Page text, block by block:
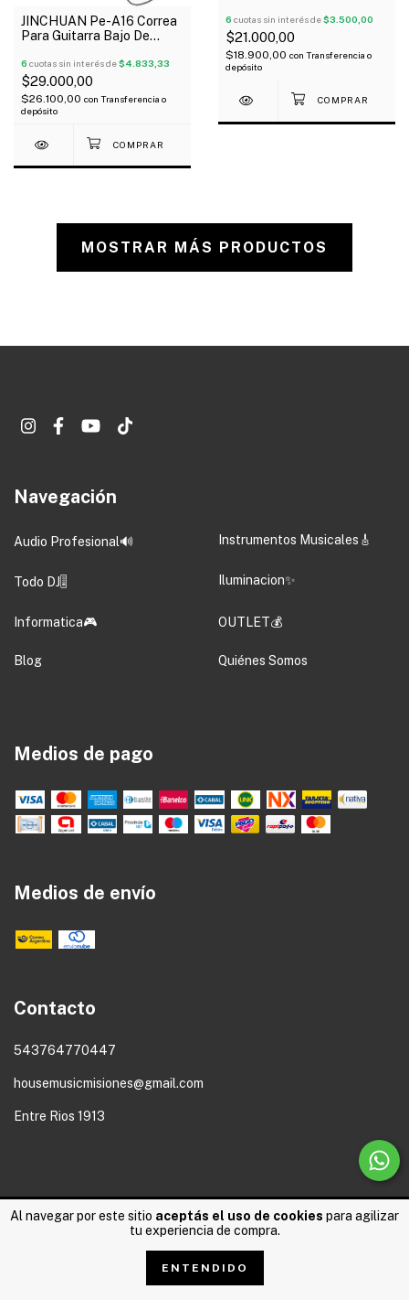
Al navegar por este sitio aceptás el uso de cookies para agilizar
tu experiencia de compra.
ENTENDIDO
JINCHUAN Pe-A16 Correa
Para Guitarra Bajo De
6 cuotas sin interés de$4.833,33
$29.000,00
$26.100,00 con Transferencia o
depósito
6 cuotas sin interés de$3.500,00
$21.000,00
$18.900,00 con Transferencia o
depósito
MOSTRAR MÁS PRODUCTOS
Navegación
Audio Profesional🔊 Instrumentos Musicales🎸
Todo DJ🎚️ Iluminacion✨
Informatica🎮 OUTLET💰
Blog Quiénes Somos
Medios de pago
Medios de envío
Contacto
543764770447
housemusicmisiones@gmail.com
Entre Rios 1913
Copyright House Music - 2026. Todos los derechos reservados.